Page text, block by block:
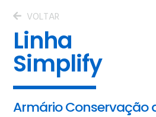
VOLTAR
Linha
Simplify
Armário Conservação